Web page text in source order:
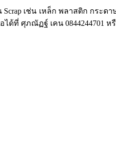
เช่น เหล็ก พลาสติก กระ
ศุภณัฏฐ์ เคน 0844244701 หรือ